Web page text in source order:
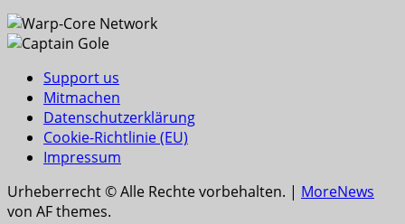
Support us
Mitmachen
Datenschutzerklärung
Cookie-Richtlinie (EU)
Impressum
Urheberrecht © Alle Rechte vorbehalten. | MoreNews
von AF themes.